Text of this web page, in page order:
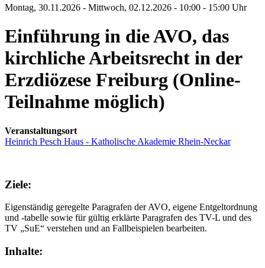
Montag, 30.11.2026 - Mittwoch, 02.12.2026 - 10:00 - 15:00 Uhr
Einführung in die AVO, das
kirchliche Arbeitsrecht in der
Erzdiözese Freiburg (Online-
Teilnahme möglich)
Veranstaltungsort
Heinrich Pesch Haus - Katholische Akademie Rhein-Neckar
Ziele:
Eigenständig geregelte Paragrafen der AVO, eigene Entgeltordnung
und -tabelle sowie für gültig erklärte Paragrafen des TV-L und des
TV „SuE“ verstehen und an Fallbeispielen bearbeiten.
Inhalte: